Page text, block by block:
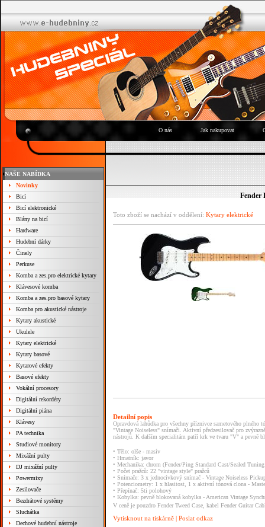
O nás Jak nakupovat
NAŠE NABÍDKA
Novinky
Bicí
Bicí elektronické
Blány na bicí
Hardware
Hudební dárky
Činely
Perkuse
Komba a zes.pro elektrické kytary
Klávesové komba
Komba a zes.pro basové kytary
Komba pro akustické nástroje
Kytary akustické
Ukulele
Kytary elektrické
Kytary basové
Kytarové efekty
Basové efekty
Vokální procesory
Digitální rekordéry
Digitální piána
Klávesy
PA technika
Studiové monitory
Mixážní pulty
DJ mixážní pulty
Powermixy
Zesilovače
Bezdrátové systémy
Sluchátka
Dechové hudební nástroje
Fender
Toto zboží se nachází v oddělení: Kytary elektrické
Detailní popis
Opravdová lahůdka pro všechny příznivce sametového
"Vintage Noiseless" snímači. Aktivní předzesilovač pro
nástrojů. K dalším specialitám patří krk ve tvaru "V" a pevně
• Tělo: olše - masív
• Hmatník: javor
• Mechanika: chrom (Fender/Ping Standard Cast/Sealed
• Počet pražců: 22 "vintage style" pražců
• Snímače: 3 x jednocívkový snímač - Vintage Noiseless
• Potenciometry: 1 x hlasitost, 1 x aktivní tónová clona -
• Přepínač: 5ti polohový
• Kobylka: pevně blokovaná kobylka - American Vintage
V ceně je pouzdro Fender Tweed Case, kabel Fender Guitar
Vytisknout na tiskárně | Poslat odkaz